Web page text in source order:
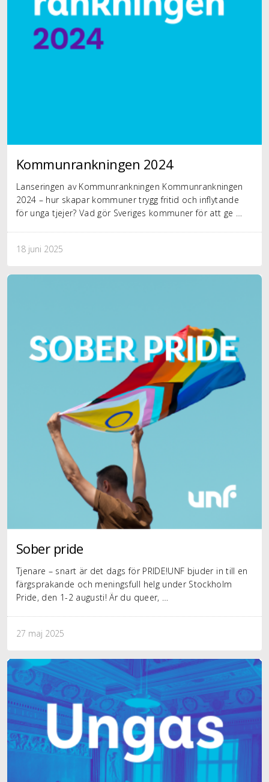
Kommunrankningen 2024
Lanseringen av Kommunrankningen Kommunrankningen
2024 – hur skapar kommuner trygg fritid och inflytande
för unga tjejer? Vad gör Sveriges kommuner för att ge …
18 juni 2025
Sober pride
Tjenare – snart är det dags för PRIDE!UNF bjuder in till en
färgsprakande och meningsfull helg under Stockholm
Pride, den 1-2 augusti! Är du queer, …
27 maj 2025